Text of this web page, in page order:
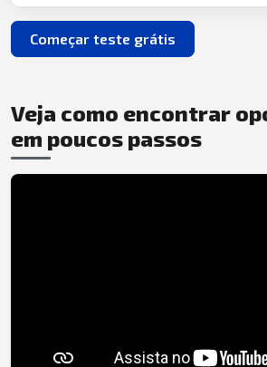
Começar teste grátis
Veja como encontrar
em poucos passos